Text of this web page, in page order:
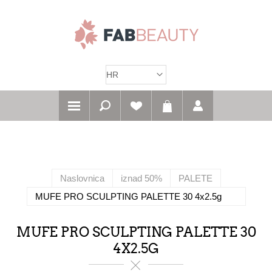
Naslovnica iznad 50%
PALETE
MUFE PRO SCULPTING PALETTE 30 4x2.5g
MUFE PRO SCULPTING PALETTE 30
4X2.5G